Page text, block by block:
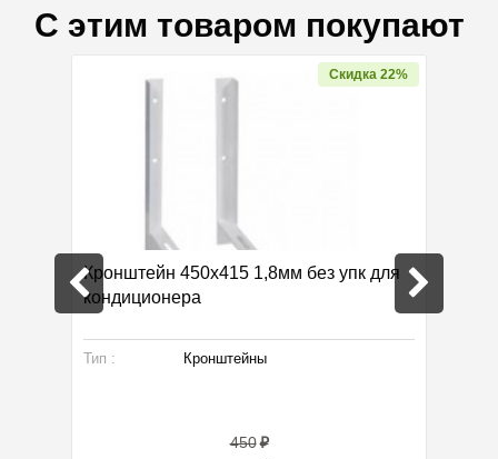
С этим товаром покупают
Скидка 22%
Кронштейн 450х415 1,8мм без упк для
кондиционера
Тип : Кронштейны
450